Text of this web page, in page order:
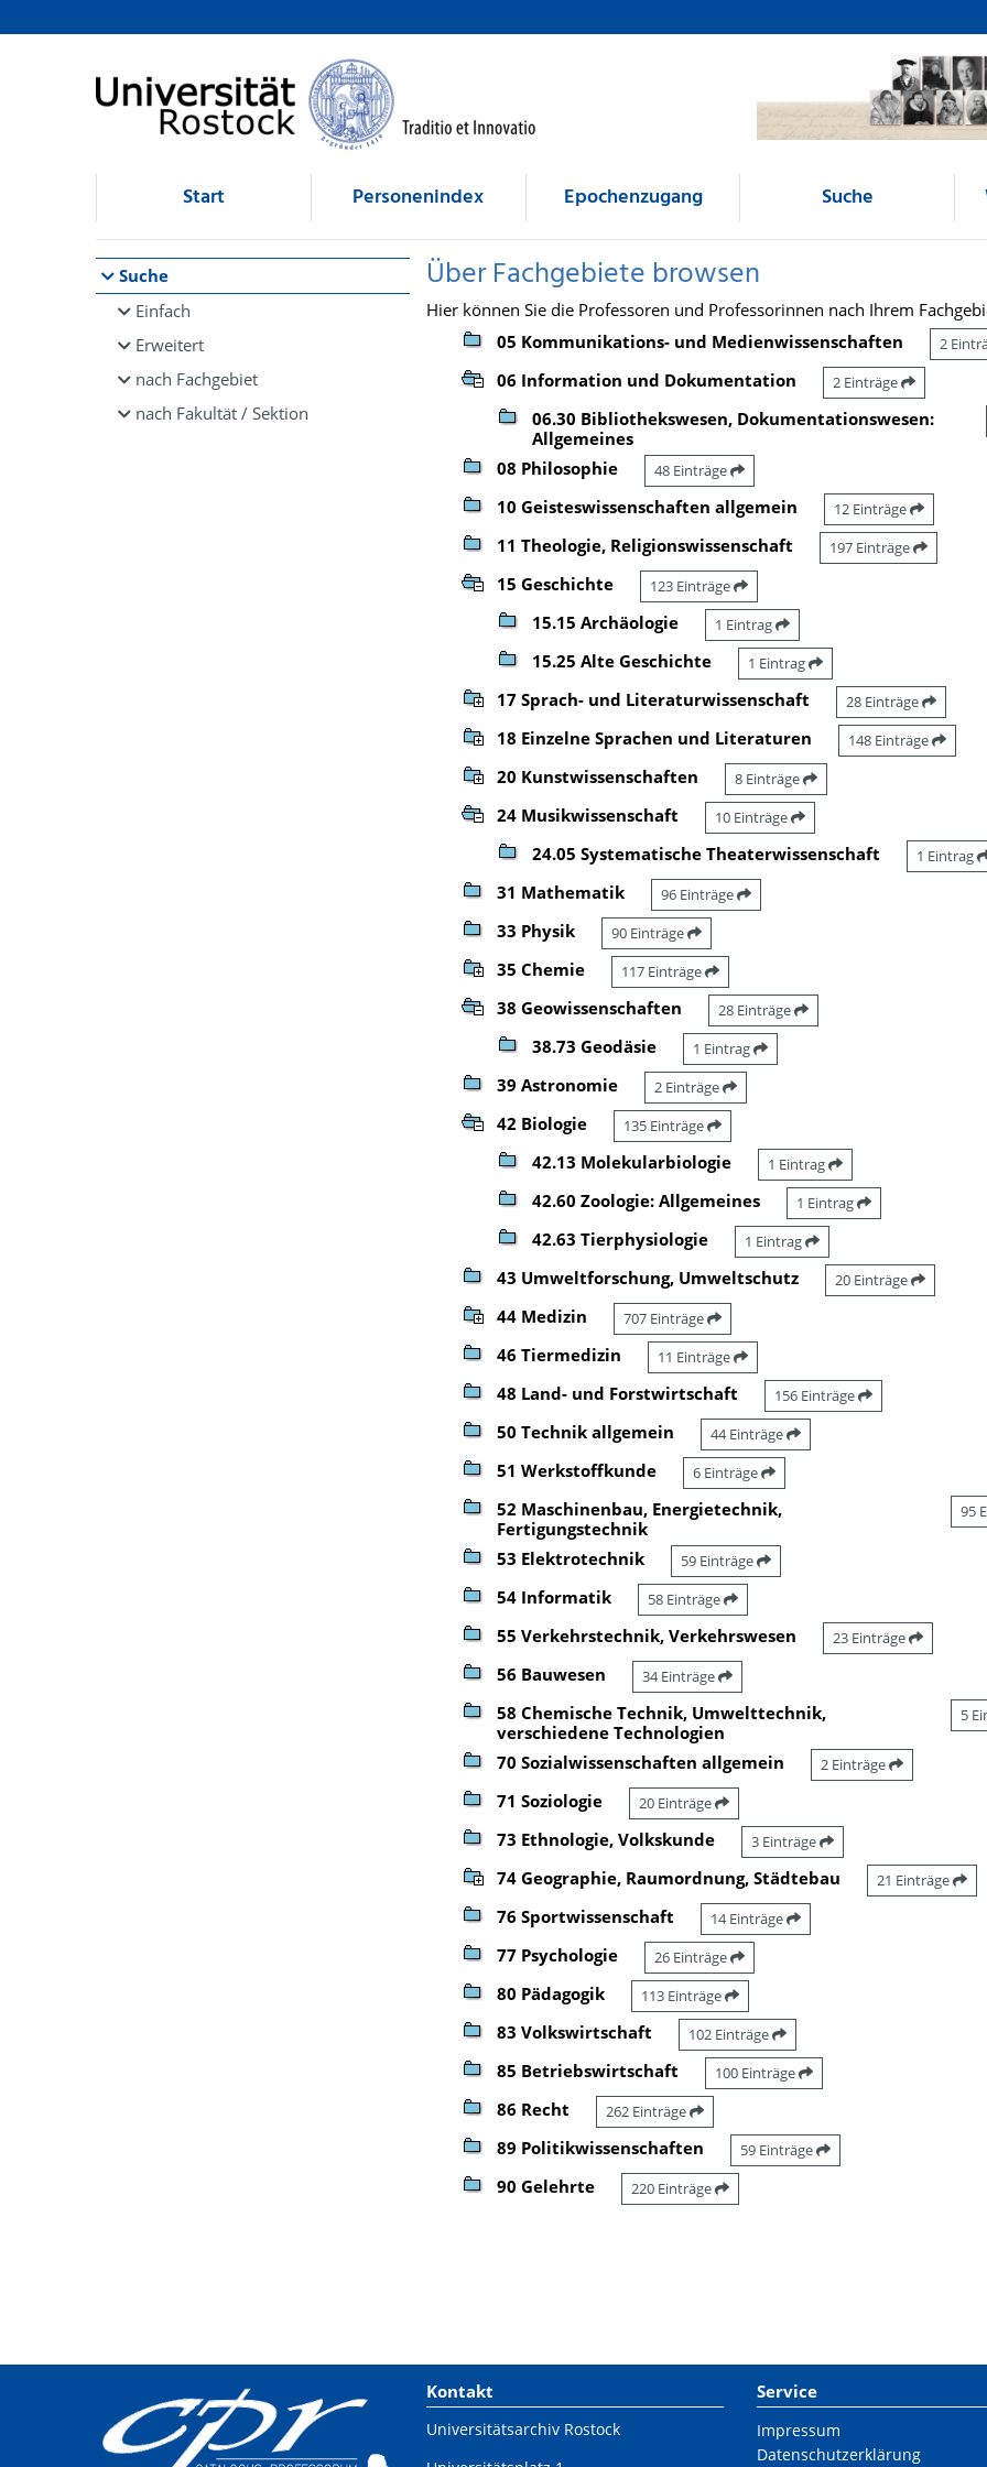
Browsen
direkt zum Inhalt
Start Personenindex Epochenzugang Suche
Suche
Einfach
Erweitert
nach Fachgebiet
nach Fakultät / Sektion
Über Fachgebiete browsen
Hier können Sie die Professoren und Professorinnen nach Ihrem
05 Kommunikations- und Medienwissenschaften
2
06 Information und Dokumentation 2 Einträge
06.30 Bibliothekswesen, Dokumentationswesen:
Allgemeines
08 Philosophie 48 Einträge
10 Geisteswissenschaften allgemein 12 Einträge
11 Theologie, Religionswissenschaft 197 Einträge
15 Geschichte 123 Einträge
15.15 Archäologie 1 Eintrag
15.25 Alte Geschichte 1 Eintrag
17 Sprach- und Literaturwissenschaft 28 Einträge
18 Einzelne Sprachen und Literaturen 148 Einträge
20 Kunstwissenschaften 8 Einträge
24 Musikwissenschaft 10 Einträge
24.05 Systematische Theaterwissenschaft 1 Eintrag
31 Mathematik 96 Einträge
33 Physik 90 Einträge
35 Chemie 117 Einträge
38 Geowissenschaften 28 Einträge
38.73 Geodäsie 1 Eintrag
39 Astronomie 2 Einträge
42 Biologie 135 Einträge
42.13 Molekularbiologie 1 Eintrag
42.60 Zoologie: Allgemeines 1 Eintrag
42.63 Tierphysiologie 1 Eintrag
43 Umweltforschung, Umweltschutz 20 Einträge
44 Medizin 707 Einträge
46 Tiermedizin 11 Einträge
48 Land- und Forstwirtschaft 156 Einträge
50 Technik allgemein 44 Einträge
51 Werkstoffkunde 6 Einträge
52 Maschinenbau, Energietechnik,
Fertigungstechnik
95
53 Elektrotechnik 59 Einträge
54 Informatik 58 Einträge
55 Verkehrstechnik, Verkehrswesen 23 Einträge
56 Bauwesen 34 Einträge
58 Chemische Technik, Umwelttechnik,
verschiedene Technologien
5
70 Sozialwissenschaften allgemein 2 Einträge
71 Soziologie 20 Einträge
73 Ethnologie, Volkskunde 3 Einträge
74 Geographie, Raumordnung, Städtebau 21 Einträge
76 Sportwissenschaft 14 Einträge
77 Psychologie 26 Einträge
80 Pädagogik 113 Einträge
83 Volkswirtschaft 102 Einträge
85 Betriebswirtschaft 100 Einträge
86 Recht 262 Einträge
89 Politikwissenschaften 59 Einträge
90 Gelehrte 220 Einträge
Kontakt
Universitätsarchiv Rostock
Service
Impressum
Datenschutzerklärung